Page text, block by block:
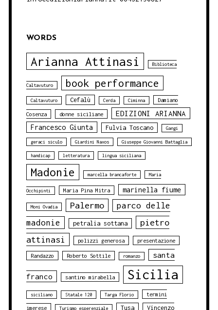
WORDS
Arianna Attinasi Biblioteca
Caltavuturo book performance
Caltavuturo Cefalù Cerda Ciminna Damiano
Cosenza donne siciliane EDIZIONI ARIANNA
Francesco Giunta Fulvia Toscano Gangi
geraci siculo Giardini Naxos Giuseppe Giovanni Battaglia
handicap letteratura lingua siciliana
Madonie marcella brancaforte Maria
Occhipinti Maria Pina Mitra marinella fiume
Moni Ovadia Palermo
parco delle
madonie
petralia sottana
pietro
attinasi
polizzi generosa presentazione
Randazzo Roberto Sottile romanzo santa
franco santino mirabella Sicilia
siciliano Statale 120 Targa Florio termini
imerese Turismo esperenziale Tusa Vincenzo